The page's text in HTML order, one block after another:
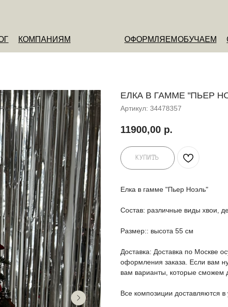
О НАС
ОФОРМЛЯЕМ ОБУЧАЕМ
ЕЛКА В ГАММЕ "ПЬЕР
Артикул: 34478357
11900,00 р.
КУПИТЬ
Елка в гамме "Пьер Ноэль"
Состав: различные виды хвои,
Размер:: высота 55 см
Доставка: Доставка по Москве
оформления заказа. Если вам
вам варианты, которые сможем
Все композиции доставляются в